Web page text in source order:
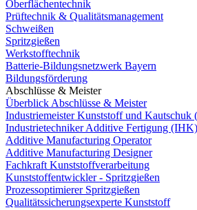
Oberflächentechnik
Prüftechnik & Qualitätsmanagement
Schweißen
Spritzgießen
Werkstofftechnik
Batterie-Bildungsnetzwerk Bayern
Bildungsförderung
Abschlüsse & Meister
Überblick Abschlüsse & Meister
Industriemeister Kunststoff und
Industrietechniker Additive Fertigung (IHK)
Additive Manufacturing Operator
Additive Manufacturing Designer
Fachkraft Kunststoffverarbeitung
Kunststoffentwickler - Spritzgießen
Prozessoptimierer Spritzgießen
Qualitätssicherungsexperte Kunststoff